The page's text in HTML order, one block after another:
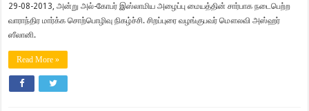
29-08-2013, அன்று அல்-கோபர் இஸ்லாமிய அழைப்பு மையத்தின் சார்பாக நடைபெற்ற
வாராந்திர மார்க்க சொற்பொழிவு நிகழ்ச்சி. சிறப்புரை வழங்குபவர் மௌலவி அஸ்ஹர்
ஸீலானி.
Read More »